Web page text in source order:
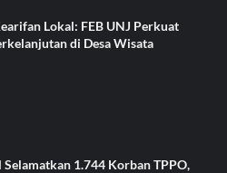
Lokal: FEB UNJ Perkuat
di Desa Wisata
1.744 Korban TPPO,